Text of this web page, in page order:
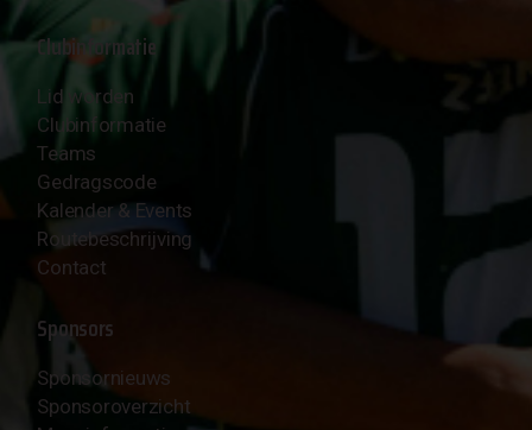
Clubinformatie
Lid worden
Clubinformatie
Teams
Gedragscode
Kalender & Events
Routebeschrijving
Contact
Sponsors
Sponsornieuws
Sponsoroverzicht